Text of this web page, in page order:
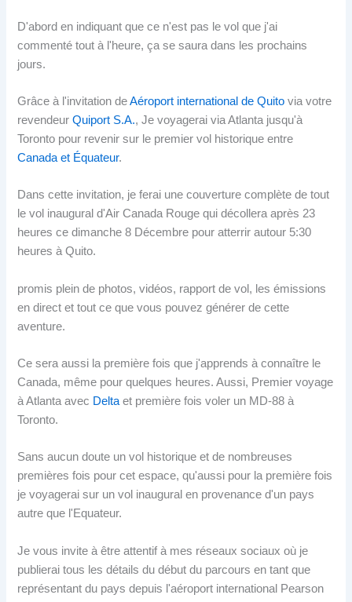
D'abord en indiquant que ce n'est pas le vol que j'ai
commenté tout à l'heure, ça se saura dans les prochains
jours.
Grâce à l'invitation deAéroport international de Quito via votre
revendeurQuiport S.A., Je voyagerai via Atlanta jusqu'à
Toronto pour revenir sur le premier vol historique entre
Canada et Équateur.
Dans cette invitation, je ferai une couverture complète de tout
le vol inaugural d'Air Canada Rouge qui décollera après 23
heures ce dimanche 8 Décembre pour atterrir autour 5:30
heures à Quito.
promis plein de photos, vidéos, rapport de vol, les émissions
en direct et tout ce que vous pouvez générer de cette
aventure.
Ce sera aussi la première fois que j'apprends à connaître le
Canada, même pour quelques heures. Aussi, Premier voyage
à Atlanta avec Delta et première fois voler un MD-88 à
Toronto.
Sans aucun doute un vol historique et de nombreuses
premières fois pour cet espace, qu'aussi pour la première fois
je voyagerai sur un vol inaugural en provenance d'un pays
autre que l'Equateur.
Je vous invite à être attentif à mes réseaux sociaux où je
publierai tous les détails du début du parcours en tant que
représentant du pays depuis l'aéroport international Pearson